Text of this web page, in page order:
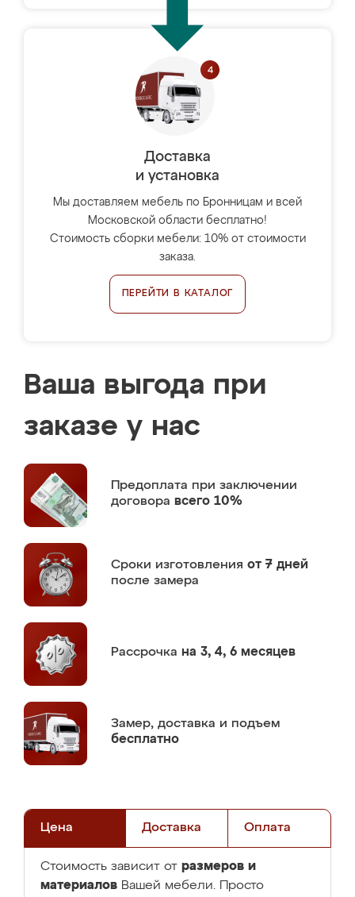
Доставка
и установка
Мы доставляем мебель по Бронницам и всей
Московской области бесплатно!
Стоимость сборки мебели: 10% от стоимости
заказа.
ПЕРЕЙТИ В КАТАЛОГ
Ваша выгода при
заказе у нас
Предоплата при заключении
договора всего 10%
Сроки изготовления от 7 дней
после замера
Рассрочка на 3, 4, 6 месяцев
Замер, доставка и подъем
бесплатно
Цена Доставка Оплата
Стоимость зависит от размеров и
материалов Вашей мебели. Просто